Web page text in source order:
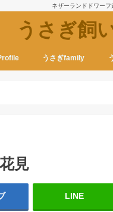
ネザーランドドワーフ
うさぎ飼
うさぎfamily
見
LINE